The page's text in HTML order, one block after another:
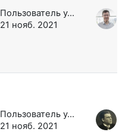
Пользователь удален
21 нояб. 2021
Пользователь удален
21 нояб. 2021